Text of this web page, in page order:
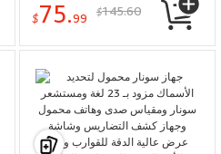
خيمة صيد مرنة لصيد الغزلان
$75.99 $145.60